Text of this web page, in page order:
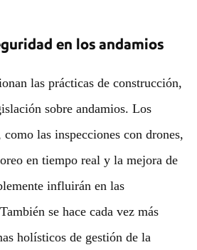
en los andamios
las prácticas de construcción,
sobre andamios. Los
las inspecciones con drones,
en tiempo real y la mejora de
influirán en las
se hace cada vez más
holísticos de gestión de la